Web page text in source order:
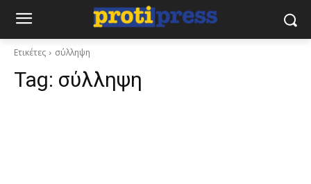
Ετικέτες σύλληψη
Tag: σύλληψη